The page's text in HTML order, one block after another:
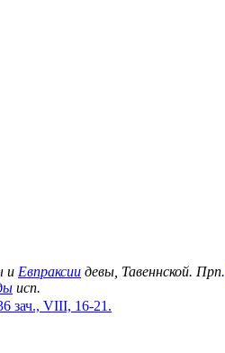
и Евпраксии девы, Тавеннской. Прп.
исп.
зач., VIII, 16-21.